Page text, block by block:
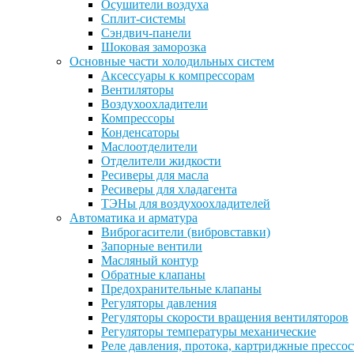
Осушители воздуха
Сплит-системы
Сэндвич-панели
Шоковая заморозка
Основные части холодильных систем
Аксессуары к компрессорам
Вентиляторы
Воздухоохладители
Компрессоры
Конденсаторы
Маслоотделители
Отделители жидкости
Ресиверы для масла
Ресиверы для хладагента
ТЭНы для воздухоохладителей
Автоматика и арматура
Виброгасители (вибровставки)
Запорные вентили
Масляный контур
Обратные клапаны
Предохранительные клапаны
Регуляторы давления
Регуляторы скорости вращения вентиляторов
Регуляторы температуры механические
Реле давления, протока, картриджные